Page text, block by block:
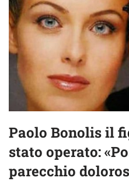
Paolo Bonolis il
stato operato:
parecchio